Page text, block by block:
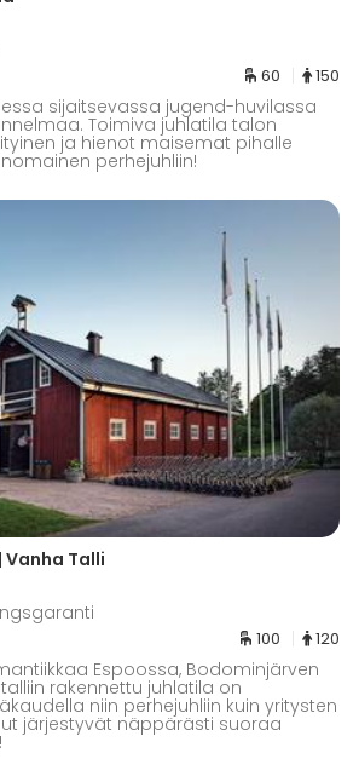
60 150
sijaitsevassa jugend-huvilassa
Toimiva juhlatila talon
ja hienot maisemat pihalle
perhejuhliin!
Talli
100 120
Espoossa, Bodominjärven
rakennettu juhlatila on
niin perhejuhliin kuin yritysten
järjestyvät näppärästi suoraa